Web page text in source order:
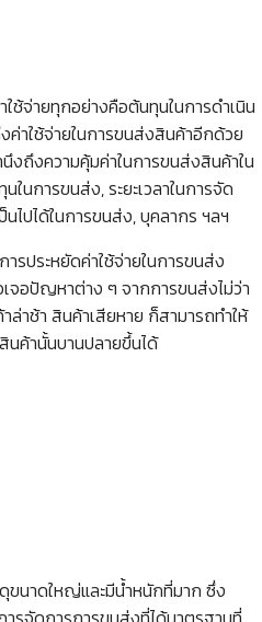
ใช้จ่ายทุกอย่างคือต้นทุนในการดำเนิน
ค่าใช้จ่ายในการขนส่งสินค้าอีกด้วย
นึงถึงความคุ้มค่าในการขนส่งสินค้าใน
นการขนส่ง, ระยะเวลาในการจัด
นไปได้ในการขนส่ง, บุคลากร ฯลฯ
ารประหยัดค่าใช้จ่ายในการขนส่ง
เจอปัญหาต่าง ๆ จากการขนส่งไม่ว่า
ล่าช้า สินค้าเสียหาย ก็สามารถทำให้
ค้านั้นบานปลายขึ้นได้
นาดใหญ่และมีน้ำหนักที่มาก ซึ่ง